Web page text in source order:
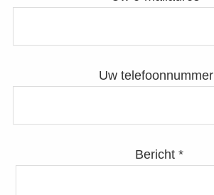
Uw telefoonnummer
Bericht *